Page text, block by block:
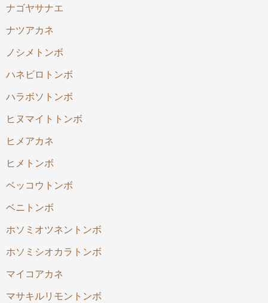
ナゴヤサナエ
ナツアカネ
ノシメトンボ
ハネビロトンボ
ハラボソトンボ
ヒヌマイトトンボ
ヒメアカネ
ヒメトンボ
ベッコウトンボ
ベニトンボ
ホソミオツネントンボ
ホソミシオカラトンボ
マイコアカネ
マサキルリモントンボ